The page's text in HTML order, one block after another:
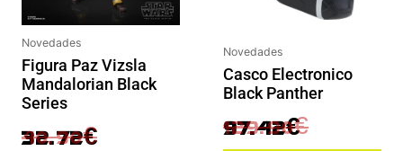
Novedades
Figura Paz Vizsla
Mandalorian Black
Series
40.90€
32.72€
Novedades
Casco Electronico
Black Panther
129.90€
97.42€